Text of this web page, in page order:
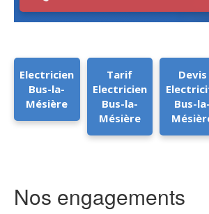
Electricien
Bus-la-
Mésière
Tarif
Electricien
Bus-la-
Mésière
Devis
Bus-la-
Nos engagements